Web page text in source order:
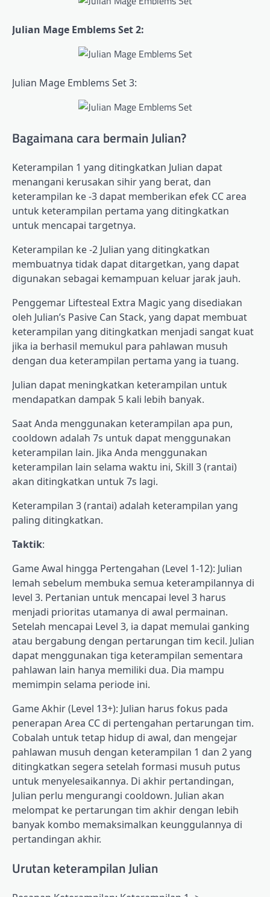
Julian Mage Emblems Set 2:
Julian Mage Emblems Set 3:
Bagaimana cara bermain Julian?
Keterampilan 1 yang ditingkatkan Julian dapat
menangani kerusakan sihir yang berat, dan
keterampilan ke -3 dapat memberikan efek CC area
untuk keterampilan pertama yang ditingkatkan
untuk mencapai targetnya.
Keterampilan ke -2 Julian yang ditingkatkan
membuatnya tidak dapat ditargetkan, yang dapat
digunakan sebagai kemampuan keluar jarak jauh.
Penggemar Liftesteal Extra Magic yang disediakan
oleh Julian’s Pasive Can Stack, yang dapat membuat
keterampilan yang ditingkatkan menjadi sangat kuat
jika ia berhasil memukul para pahlawan musuh
dengan dua keterampilan pertama yang ia tuang.
Julian dapat meningkatkan keterampilan untuk
mendapatkan dampak 5 kali lebih banyak.
Saat Anda menggunakan keterampilan apa pun,
cooldown adalah 7s untuk dapat menggunakan
keterampilan lain. Jika Anda menggunakan
keterampilan lain selama waktu ini, Skill 3 (rantai)
akan ditingkatkan untuk 7s lagi.
Keterampilan 3 (rantai) adalah keterampilan yang
paling ditingkatkan.
Taktik:
Game Awal hingga Pertengahan (Level 1-12): Julian
lemah sebelum membuka semua keterampilannya di
level 3. Pertanian untuk mencapai level 3 harus
menjadi prioritas utamanya di awal permainan.
Setelah mencapai Level 3, ia dapat memulai ganking
atau bergabung dengan pertarungan tim kecil. Julian
dapat menggunakan tiga keterampilan sementara
pahlawan lain hanya memiliki dua. Dia mampu
memimpin selama periode ini.
Game Akhir (Level 13+): Julian harus fokus pada
penerapan Area CC di pertengahan pertarungan tim.
Cobalah untuk tetap hidup di awal, dan mengejar
pahlawan musuh dengan keterampilan 1 dan 2 yang
ditingkatkan segera setelah formasi musuh putus
untuk menyelesaikannya. Di akhir pertandingan,
Julian perlu mengurangi cooldown. Julian akan
melompat ke pertarungan tim akhir dengan lebih
banyak kombo memaksimalkan keunggulannya di
pertandingan akhir.
Urutan keterampilan Julian